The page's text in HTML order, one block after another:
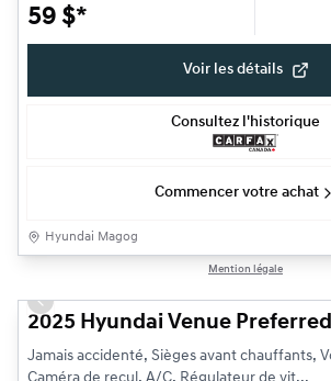
59 $*
Voir les détails
Consultez l'historique
Commencer votre achat
Hyundai Magog
Mention légale
Previous slide
2025 Hyundai Venue Preferred
Jamais accidenté, Sièges avant chauffants,